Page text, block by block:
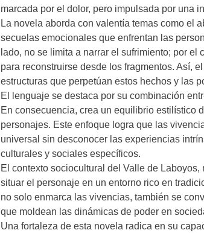
marcada por el dolor, pero impulsada por una
La novela aborda con valentía temas como el
secuelas emocionales que enfrentan las
lado, no se limita a narrar el sufrimiento; por
para reconstruirse desde los fragmentos. Así,
estructuras que perpetúan estos hechos y las
El lenguaje se destaca por su combinación
En consecuencia, crea un equilibrio estilístico
personajes. Este enfoque logra que las
universal sin desconocer las experiencias
culturales y sociales específicos.
El contexto sociocultural del Valle de
situar el personaje en un entorno rico en
no solo enmarca las vivencias, también se
que moldean las dinámicas de poder en
Una fortaleza de esta novela radica en su